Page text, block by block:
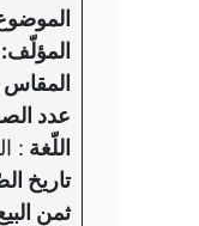
المؤلّف:
المقاس
عدد
اللّغة :
تاريخ
ثمن